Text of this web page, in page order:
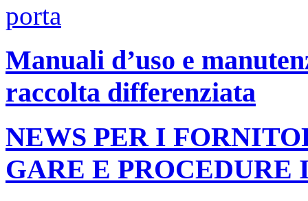
Manuali d’uso e
raccolta differenziata
NEWS PER I
GARE E PROCEDURE